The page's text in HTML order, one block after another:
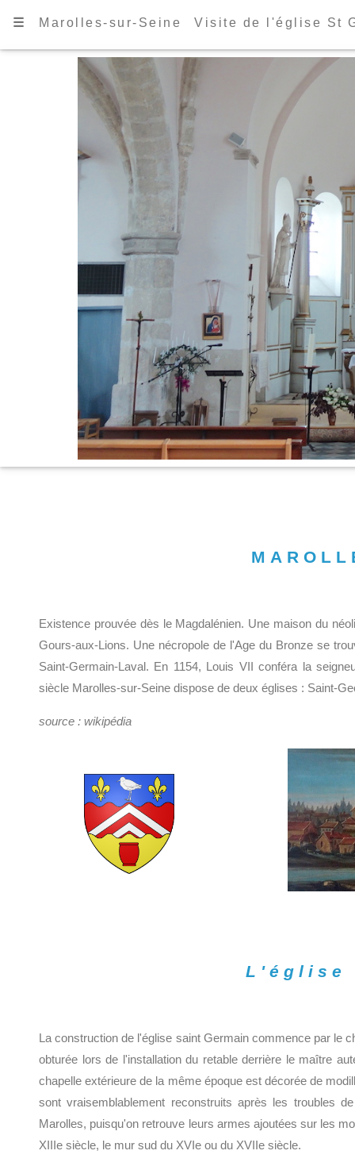
☰ Marolles-sur-Seine Visite de l'église St
Existence prouvée dès le Magdalénien. Une maison du
Gours-aux-Lions. Une nécropole de l'Age du Bronze se
Saint-Germain-Laval. En 1154, Louis VII conféra la
siècle Marolles-sur-Seine dispose de deux églises : Saint-
source : wikipédia
L'église
La construction de l'église saint Germain commence par le
obturée lors de l'installation du retable derrière le maître
chapelle extérieure de la même époque est décorée de
sont vraisemblablement reconstruits après les troubles
Marolles, puisqu'on retrouve leurs armes ajoutées sur les
XIIIe siècle, le mur sud du XVIe ou du XVIIe siècle.